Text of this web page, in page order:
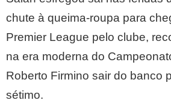
chute à queima-roupa para
Premier League pelo clube,
na era moderna do
Roberto Firmino sair do banco
sétimo.